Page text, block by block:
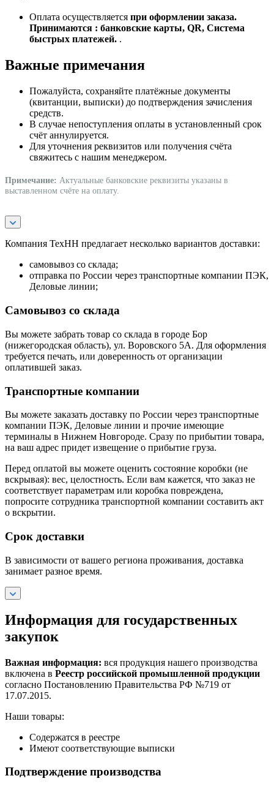
Оплата осуществляется при оформлении заказа.
Принимаются : банковские карты, QR, Система
быстрых платежей. .
Важные примечания
Пожалуйста, сохраняйте платёжные документы
(квитанции, выписки) до подтверждения зачисления
средств.
В случае непоступления оплаты в установленный срок
счёт аннулируется.
Для уточнения реквизитов или получения счёта
свяжитесь с нашим менеджером.
Примечание: Актуальные банковские реквизиты указаны в
выставленном счёте на оплату.
Компания ТехНН предлагает несколько вариантов доставки:
самовывоз со склада;
отправка по России через транспортные компании ПЭК,
Деловые линии;
Самовывоз со склада
Вы можете забрать товар со склада в городе Бор
(нижегородская область), ул. Воровского 5А. Для оформления
требуется печать, или доверенность от организации
оплатившей заказ.
Транспортные компании
Вы можете заказать доставку по России через транспортные
компании ПЭК, Деловые линии и прочие имеющие
терминалы в Нижнем Новгороде. Сразу по прибытии товара,
на ваш адрес придет извещение о прибытие груза.
Перед оплатой вы можете оценить состояние коробки (не
вскрывая): вес, целостность. Если вам кажется, что заказ не
соответствует параметрам или коробка повреждена,
попросите сотрудника транспортной компании составить акт
о вскрытии.
Срок доставки
В зависимости от вашего региона проживания, доставка
занимает разное время.
Информация для государственных
закупок
Важная информация: вся продукция нашего производства
включена в Реестр российской промышленной продукции
согласно Постановлению Правительства РФ №719 от
17.07.2015.
Наши товары:
Содержатся в реестре
Имеют соответствующие выписки
Подтверждение производства